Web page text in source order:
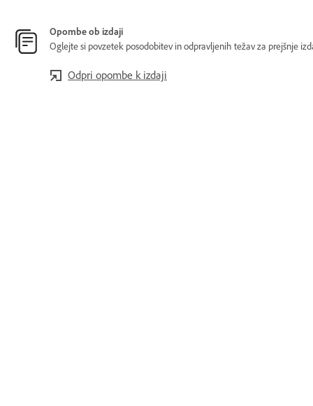
Opombe ob izdaji
Oglejte si povzetek posodobitev in odpravljenih težav za prejšnje
Odpri opombe k izdaji